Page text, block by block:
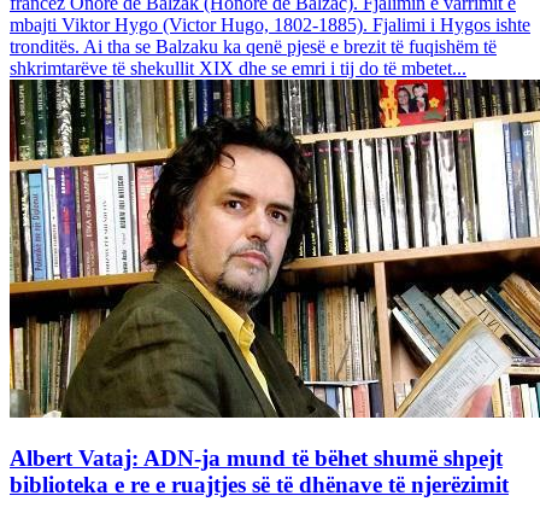
mbajti Viktor Hygo (Victor Hugo, 1802-1885). Fjalimi i Hygos ishte
tronditës. Ai tha se Balzaku ka qenë pjesë e brezit të fuqishëm të
shkrimtarëve të shekullit XIX dhe se emri i tij do të mbetet...
Albert Vataj: ADN-ja mund të bëhet shumë shpejt
biblioteka e re e ruajtjes së të dhënave të njerëzimit